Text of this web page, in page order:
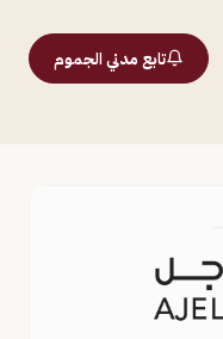
تابع مدني الجموم